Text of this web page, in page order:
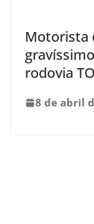
Motorista
rodovia
8 de abril